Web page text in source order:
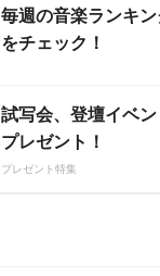
毎週の音楽ランキ
をチェック！
試写会、登壇イベ
プレゼント！
プレゼント特集